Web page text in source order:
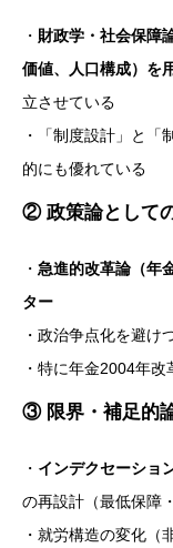
・ 財政学・社会保障
価値、人口構成）を
立させている
・「制度設計」と「
的にも優れている
② 政策論として
・ 急進的改革論（年
ター
・政治争点化を避け
・特に年金2004年
③ 限界・補足的
・ インデクセーショ
の再設計（最低保障
・就労構造の変化（